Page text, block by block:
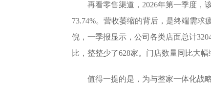
再看零售渠道，2026年第一季度，
73.74%。营收萎缩的背后，是终端需
倪，一季报显示，公司各类店面总计
比，整整少了628家。门店数量同比大幅
值得一提的是，为与整家一体化战